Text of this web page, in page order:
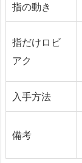
指の動き
指だけロビ
アク
入手方法
備考